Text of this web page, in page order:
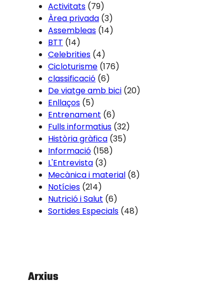
Activitats (79)
Àrea privada (3)
Assembleas (14)
BTT (14)
Celebrities (4)
Cicloturisme (176)
classificació (6)
De viatge amb bici (20)
Enllaços (5)
Entrenament (6)
Fulls informatius (32)
Història gràfica (35)
Informació (158)
L'Entrevista (3)
Mecànica i material (8)
Notícies (214)
Nutrició i Salut (6)
Sortides Especials (48)
Arxius